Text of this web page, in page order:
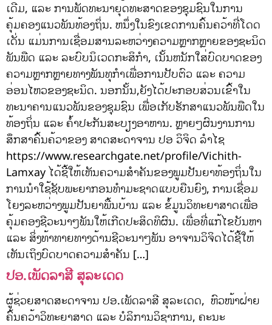
ເດີມ, ແລະ ການພັດທະນາຍຸດທະສາດຂອງຊຸມຊົນໃນການ
ຄຸ້ມຄອງແນວພັນທ້ອງຖິ່ນ. ຫນຶ່ງໃນຂົງເຂດການຄົ້ນຄວ້າທີ່ໂດດ
ເດັ່ນ ແມ່ນການເຊື່ອມສານລະຫວ່າງຄວາມຫຼາກຫຼາຍຂອງຊະນິດ
ພັນພືດ ແລະ ລະບົບນິເວດກະສິກໍາ, ເນັ້ນຫນັກໃສ່ບົດບາດຂອງ
ຄວາມຫຼາກຫຼາຍທາງພັນທຸກໍາເພື່ອການປັບຕົວ ແລະ ຄວາມ
ອ່ອນໄຫວຂອງຊະນິດ. ນອກນັ້ນ,ຍັງໄດ້ປະກອບສ່ວນເຂົ້າໃນ
ທະນາຄານແນວພັນຂອງຊຸມຊົນ ເພື່ອເກັບຮັກສາແນວພັນພືດໃນ
ທ້ອງຖິ່ນ ແລະ ຄໍ້າປະກັນສະບຽງອາຫານ. ຫຼາຍໆຜົນງານການ
ສຶກສາຄົ້ນຄ້ວາຂອງ ສາດສະດາຈານ ປອ ວິຈິດ ລຳໄຊ
https://www.researchgate.net/profile/Vichith-
Lamxay ໄດ້ຊີ້ໃຫ້ເຫັນຄວາມສໍາຄັນຂອງພູມປັນຍາທ້ອງຖິ່ນໃນ
ການນໍາໃຊ້ຊັບພະຍາກອນທໍາມະຊາດແບບຍືນຍົງ, ການເຊື່ອມ
ໂຍງລະຫວ່າງພູມປັນຍາພື້ນບ້ານ ແລະ ຂໍ້ມູນວິທະຍາສາດເພື່ອ
ຄຸ້ມຄອງຊີວະນາໆພັນໃຫ້ເກີດປະສິດທິຜົນ. ເພື່ອທີ່ແກ້ໄຂບັນຫາ
ແລະ ສິ່ງທ້າທາຍທາງດ້ານຊີວະນາໆພັນ ອາຈານວິຈິດໄດ້ຊີ້ໃຫ້
ເຫັນເຖິງບົດບາດຄວາມສຳຄັນ […]
ປອ.ເພັດລາສີ ສຸລະເດດ
ຜູ້ຊ່ວຍສາດສະດາຈານ ປອ.ເພັດລາສີ ສຸລະເດດ, ຫົວໜ້າຝ່າຍ
ຄົ້ນຄວ້າວິທະຍາສາດ ແລະ ບໍລິການວິຊາການ, ຄະນະ